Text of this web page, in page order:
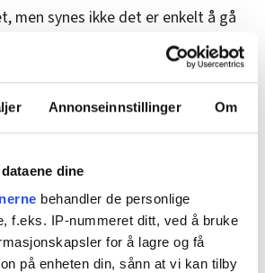
Annonseinnstillinger Om
dine
behandler de personlige
f.eks. IP-nummeret ditt, ved å bruke
for å lagre og få
på enheten din, sånn at vi kan tilby
men synes ikke det er enkelt å gå
som har sagt ham opp. For
travelt på jobb.
vi 14 på vakt i tralletjenesten til
Avinors nåværende prognoser blir
i 2021 sammenlignet
for altfor lite, mener Mehmet. Når
enten det er på morgenvakt fra 06